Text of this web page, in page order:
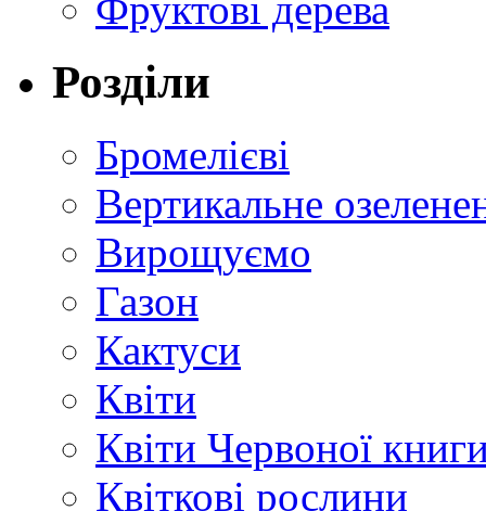
Розділи
Бромелієві
Вертикальне
Вирощуємо
Газон
Кактуси
Квіти
Квіти Червоної
Квіткові рослини